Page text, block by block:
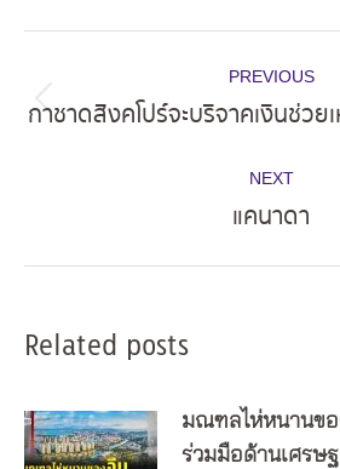
navigation
PREVIOUS
กาชาดสิงคโปร์จะบริจาคเงินช่วย
NEXT
Next
แคนาดา
Related posts
มณฑลไห่หนานขอ
ร่วมมือด้านเศรษ